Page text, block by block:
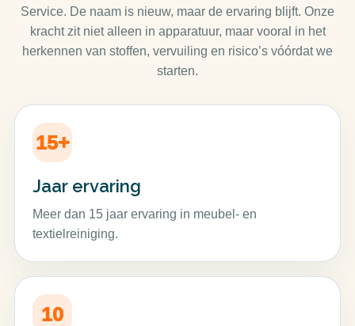
Service. De naam is nieuw, maar de ervaring blijft. Onze
kracht zit niet alleen in apparatuur, maar vooral in het
herkennen van stoffen, vervuiling en risico’s vóórdat we
starten.
15+
Jaar ervaring
Meer dan 15 jaar ervaring in meubel- en
textielreiniging.
10